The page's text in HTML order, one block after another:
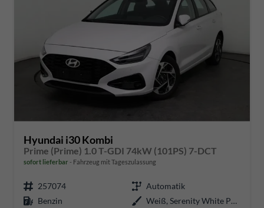
Hyundai i30 Kombi
Prime (Prime) 1.0 T-GDI 74kW (101PS) 7-DCT
sofort lieferbar Fahrzeug mit Tageszulassung
257074
Automatik
Benzin
Weiß, Serenity White Pearl (W6H)